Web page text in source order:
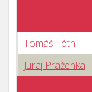
Tomáš Tóth
Juraj Praženka